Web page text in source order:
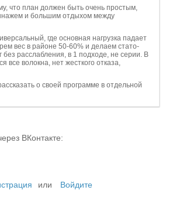
что план должен быть очень простым,
и большим отдыхом между
где основная нагрузка падает
вес в районе 50-60% и делаем стато-
без расслабления, в 1 подходе, не серии. В
все волокна, нет жесткого отказа,
о своей программе в отдельной
ВКонтакте:
или Войдите